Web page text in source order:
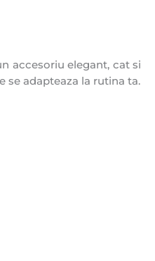
accesoriu elegant, cat si
se adapteaza la rutina ta.